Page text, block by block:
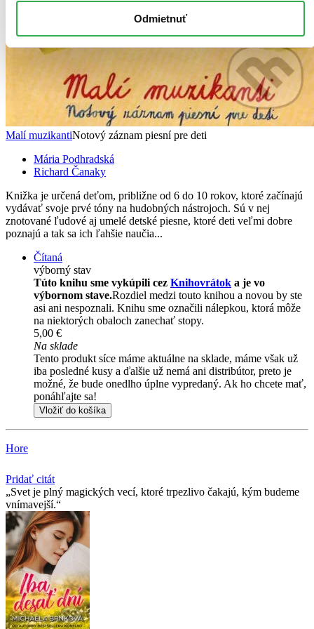
Odmietnuť
Malí muzikantiNotový záznam piesní pre deti
Mária Podhradská
Richard Čanaky
Knižka je určená deťom, približne od 6 do 10 rokov, ktoré začínajú
vydávať svoje prvé tóny na hudobných nástrojoch. Sú v nej
znotované ľudové aj umelé detské piesne, ktoré deti veľmi dobre
poznajú a tak sa ich ľahšie naučia...
Čítaná
výborný stav
Túto knihu sme vykúpili cez Knihovrátok a je vo
výbornom stave.Rozdiel medzi touto knihou a novou by ste
asi ani nespoznali. Knihu sme označili nálepkou, ktorá môže
na niektorých obaloch zanechať stopy.
5,00 €
Na sklade
Tento produkt síce máme aktuálne na sklade, máme však už
iba posledné kusy a ďalšie už nemá ani distribútor, preto je
možné, že bude onedlho úplne vypredaný. Ak ho chcete mať,
ponáhľajte sa!
Vložiť do košíka
Hore
Pridať citát
Svet je plný magických vecí, ktoré trpezlivo čakajú, kým budeme
vnímavejší.